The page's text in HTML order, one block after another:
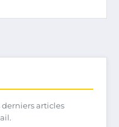
derniers articles